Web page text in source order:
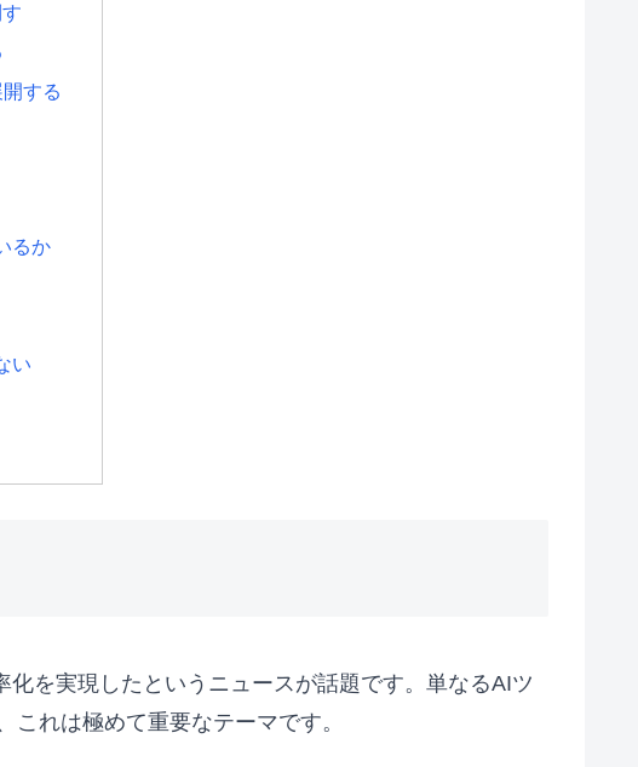
する
るか
い
を実現したというニュースが話題です。単なるAIツ
れは極めて重要なテーマです。